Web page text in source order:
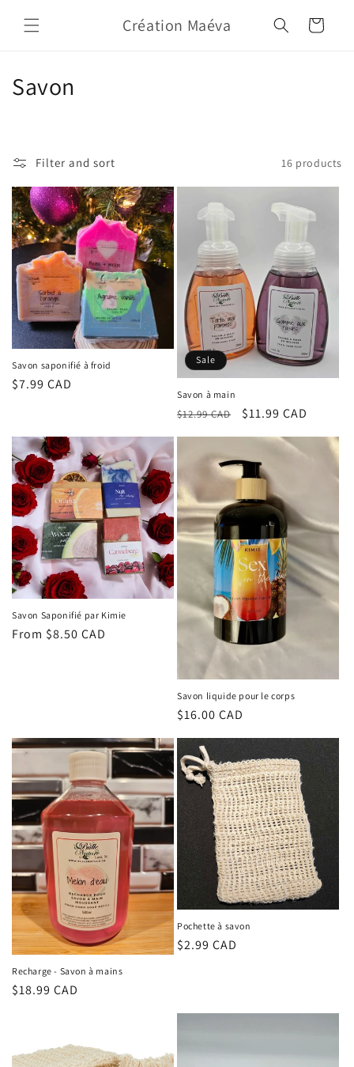
content
Création Maéva Cart
C
l
e
c
t
i
o
n
:
Savon
Filter and sort 16 products
Savon saponifié à froid
Regular
$7.99 CAD
Sale
Savon à main
Regular
$12.99 CAD
Sale
$11.99 CAD
Savon Saponifié par Kimie
Regular
From $8.50 CAD
Savon liquide pour le corps
Regular
price
$16.00 CAD
Recharge - Savon à mains
Regular
$18.99 CAD
Pochette à savon
Regular
$2.99 CAD